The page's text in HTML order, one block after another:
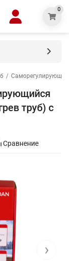
0
/
труб) с
Сравнение
›